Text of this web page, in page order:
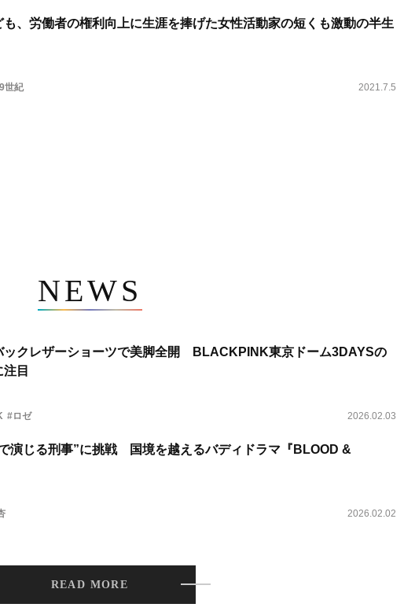
も、労働者の権利向上に生涯を捧げた女性活動家の短くも激動の半生
世紀 2021.7.5
NEWS
ックレザーショーツで美脚全開 BLACKPINK東京ドーム3DAYSの
目
#ロゼ 2026.02.03
演じる刑事”に挑戦 国境を越えるバディドラマ『BLOOD &
2026.02.02
READ MORE